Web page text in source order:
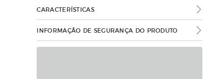
CARACTERÍSTICAS
INFORMAÇÃO DE SEGURANÇA DO PRODUTO